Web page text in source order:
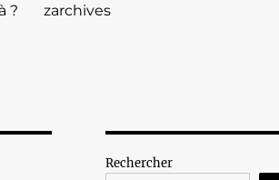
? zarchives
Rechercher